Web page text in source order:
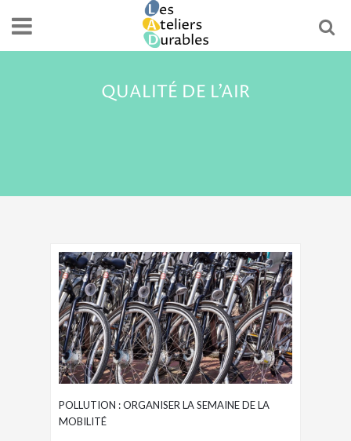
QUALITÉ DE L’AIR
POLLUTION : ORGANISER LA SEMAINE DE LA
MOBILITÉ